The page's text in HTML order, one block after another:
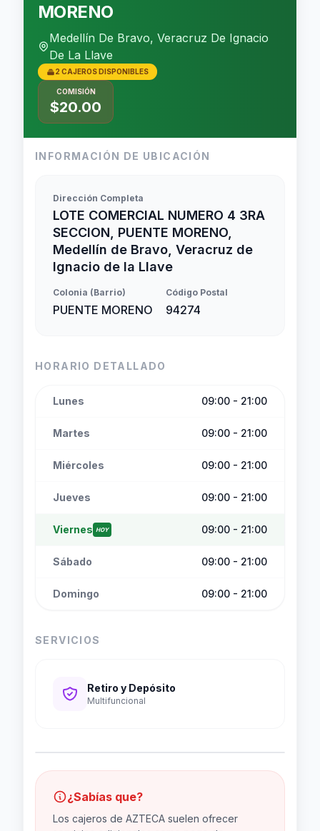
MORENO
Medellín De Bravo, Veracruz De Ignacio
De La Llave
2 CAJEROS DISPONIBLES
COMISIÓN
$20.00
INFORMACIÓN DE UBICACIÓN
Dirección Completa
LOTE COMERCIAL NUMERO 4 3RA
SECCION, PUENTE MORENO,
Medellín de Bravo, Veracruz de
Ignacio de la Llave
Colonia (Barrio)
PUENTE MORENO
Código Postal
94274
HORARIO DETALLADO
Lunes 09:00 - 21:00
Martes 09:00 - 21:00
Miércoles 09:00 - 21:00
Jueves 09:00 - 21:00
Viernes HOY 09:00 - 21:00
Sábado 09:00 - 21:00
Domingo 09:00 - 21:00
SERVICIOS
Retiro y Depósito
Multifuncional
¿Sabías que?
Los cajeros de AZTECA suelen ofrecer